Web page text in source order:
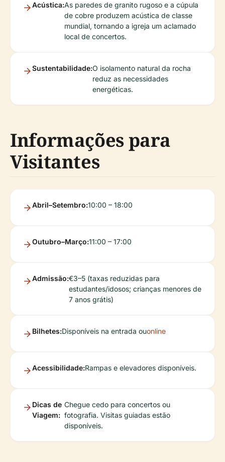
Acústica:As paredes de granito rugoso e a cúpula
de cobre produzem acústica de classe
mundial, tornando a igreja um aclamado
local de concertos.
Sustentabilidade:O isolamento natural da rocha
reduz as necessidades
energéticas.
Informações para
Visitantes
Abril–Setembro:10:00 – 18:00
Outubro–Março:11:00 – 17:00
Admissão:€3–5 (taxas reduzidas para
estudantes/idosos; crianças menores de
7 anos grátis)
Bilhetes:Disponíveis na entrada ouonline
Acessibilidade:Rampas e elevadores disponíveis.
Dicas de
Viagem:
Chegue cedo para concertos ou
fotografia. Visitas guiadas estão
disponíveis.